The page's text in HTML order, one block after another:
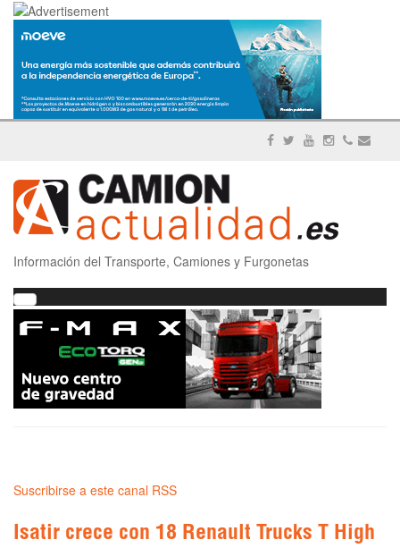
Información del Transporte, Camiones y Furgonetas
Suscribirse a este canal RSS
Isatir crece con 18 Renault Trucks T High